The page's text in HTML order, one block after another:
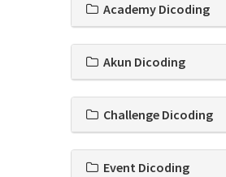
Academy Dicoding
Akun Dicoding
Challenge Dicoding
Event Dicoding